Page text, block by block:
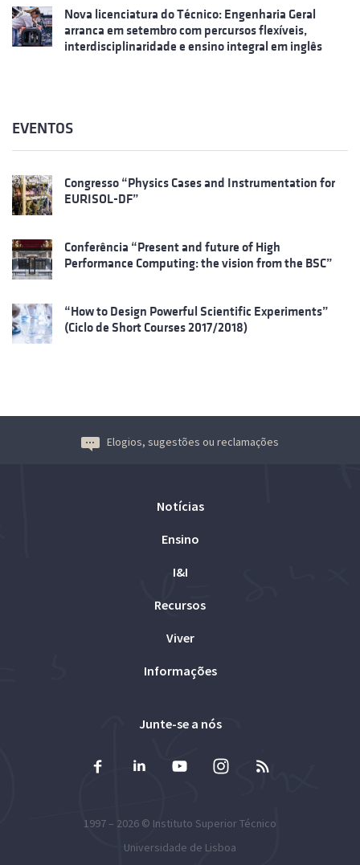
Nova licenciatura do Técnico: Engenharia Geral
arranca em setembro com percursos flexíveis,
interdisciplinaridade e ensino integral em inglês
EVENTOS
Congresso “Physics Cases and Instrumentation for
EURISOL-DF”
Conferência “Present and future of High
Performance Computing: the vision from the BSC”
“How to Design Powerful Scientific Experiments”
(Ciclo de Short Courses 2017/2018)
Elogios, sugestões ou reclamações
Notícias
Ensino
I&I
Recursos
Viver
Informações
Junte-se a nós
1997 – 2026 © Instituto Superior Técnico
Universidade de Lisboa